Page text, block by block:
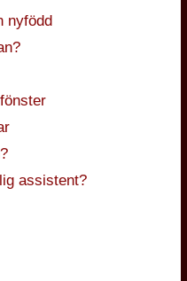
nyfödd
assistent?